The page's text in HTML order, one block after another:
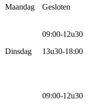
Maandag Gesloten
Dinsdag
09:00-12u30
13u30-18:00
09:00-12u30